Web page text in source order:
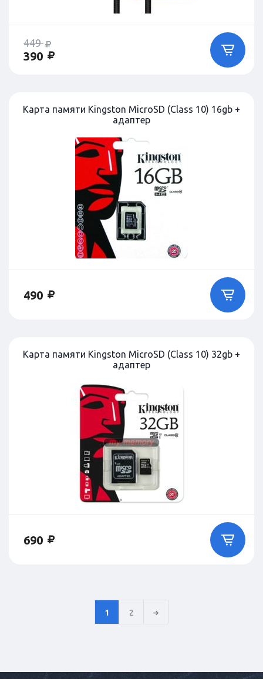
449
390
Карта памяти Kingston MicroSD (Class 10) 16gb +
адаптер
490
Карта памяти Kingston MicroSD (Class 10) 32gb +
адаптер
690
1 2